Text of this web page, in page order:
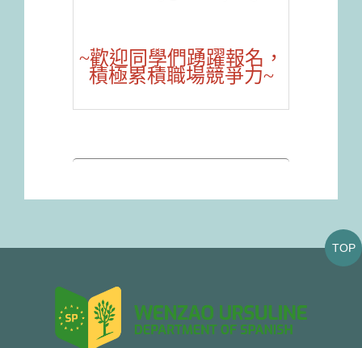
~歡迎同學們踴躍報名，
積極累積職場競爭力~
TOP